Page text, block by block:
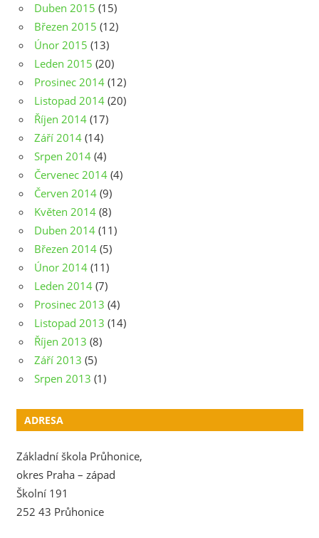
Duben 2015 (15)
Březen 2015 (12)
Únor 2015 (13)
Leden 2015 (20)
Prosinec 2014 (12)
Listopad 2014 (20)
Říjen 2014 (17)
Září 2014 (14)
Srpen 2014 (4)
Červenec 2014 (4)
Červen 2014 (9)
Květen 2014 (8)
Duben 2014 (11)
Březen 2014 (5)
Únor 2014 (11)
Leden 2014 (7)
Prosinec 2013 (4)
Listopad 2013 (14)
Říjen 2013 (8)
Září 2013 (5)
Srpen 2013 (1)
ADRESA
Základní škola Průhonice,
okres Praha – západ
Školní 191
252 43 Průhonice